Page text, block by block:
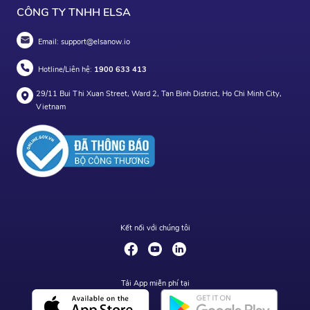
CÔNG TY TNHH ELSA
Email: support@elsanow.io
Hotline/Liên hệ: 1900 633 413
29/11 Bui Thi Xuan Street, Ward 2, Tan Binh District, Ho Chi Minh City,
Vietnam
Kết nối với chúng tôi
Tải App miễn phí tại